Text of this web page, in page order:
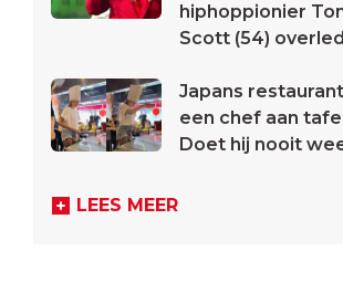
hiphoppionier
Scott (54)
Japans
een chef aan
Doet hij nooit
LEES MEER